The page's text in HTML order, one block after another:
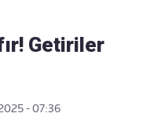
Getiriler
- 07:36